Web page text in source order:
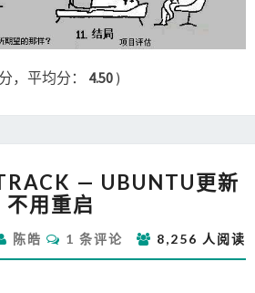
，平均分： 4.50 )
UPTRACK
—
更
新
— UBUNTU更新
不用重启
陈皓
评
论
1 条评论 8,256 人阅读